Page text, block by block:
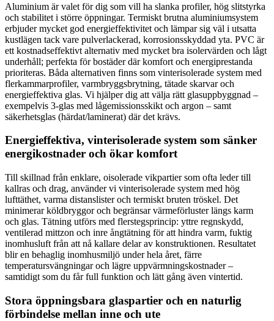
Aluminium är valet för dig som vill ha slanka profiler, hög slitstyrka
och stabilitet i större öppningar. Termiskt brutna aluminiumsystem
erbjuder mycket god energieffektivitet och lämpar sig väl i utsatta
kustlägen tack vare pulverlackerad, korrosionsskyddad yta. PVC är
ett kostnadseffektivt alternativ med mycket bra isolervärden och lågt
underhåll; perfekta för bostäder där komfort och energiprestanda
prioriteras. Båda alternativen finns som vinterisolerade system med
flerkammarprofiler, varmbryggsbrytning, tätade skarvar och
energieffektiva glas. Vi hjälper dig att välja rätt glasuppbyggnad –
exempelvis 3-glas med lågemissionsskikt och argon – samt
säkerhetsglas (härdat/laminerat) där det krävs.
Energieffektiva, vinterisolerade system som sänker
energikostnader och ökar komfort
Till skillnad från enklare, oisolerade vikpartier som ofta leder till
kallras och drag, använder vi vinterisolerade system med hög
lufttäthet, varma distanslister och termiskt bruten tröskel. Det
minimerar köldbryggor och begränsar värmeförluster längs karm
och glas. Tätning utförs med flerstegsprincip: yttre regnskydd,
ventilerad mittzon och inre ångtätning för att hindra varm, fuktig
inomhusluft från att nå kallare delar av konstruktionen. Resultatet
blir en behaglig inomhusmiljö under hela året, färre
temperatursvängningar och lägre uppvärmningskostnader –
samtidigt som du får full funktion och lätt gång även vintertid.
Stora öppningsbara glaspartier och en naturlig
förbindelse mellan inne och ute